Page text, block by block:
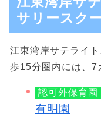
サリースク
江東湾岸サテライ
歩15分圏内には、7
認可外保育園
有明園